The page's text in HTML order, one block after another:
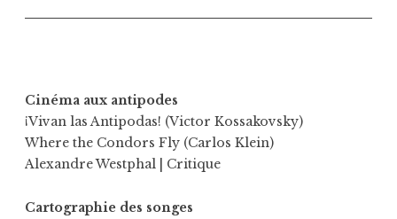
Cinéma aux antipodes
¡Vivan las Antipodas! (Victor Kossakovsky)
Where the Condors Fly (Carlos Klein)
Alexandre Westphal | Critique
Cartographie des songes